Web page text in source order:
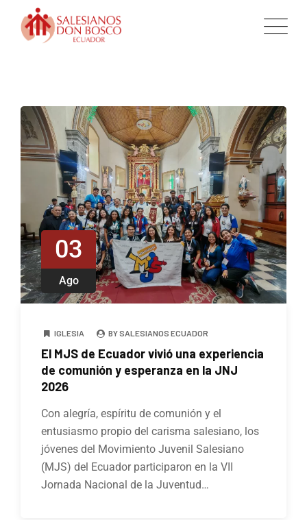
03
Ago
IGLESIA BY SALESIANOS ECUADOR
El MJS de Ecuador vivió una experiencia
de comunión y esperanza en la JNJ
2026
Con alegría, espíritu de comunión y el
entusiasmo propio del carisma salesiano, los
jóvenes del Movimiento Juvenil Salesiano
(MJS) del Ecuador participaron en la VII
Jornada Nacional de la Juventud…